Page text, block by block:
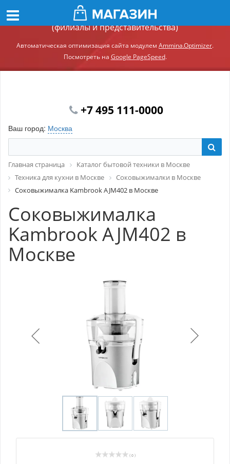
Демонстрационный сайт модуля Ammina.Регионы
(филиалы и представительства)
Автоматическая оптимизация сайта модулем Ammina.Optimizer.
Посмотреть на Google PageSpeed.
+7 495 111-0000
Ваш город: Москва
Главная страница
Каталог бытовой техники в Москве
Техника для кухни в Москве
Соковыжималки в Москве
Соковыжималка Kambrook AJM402 в Москве
Соковыжималка
Kambrook AJM402 в
Москве
( 0 )